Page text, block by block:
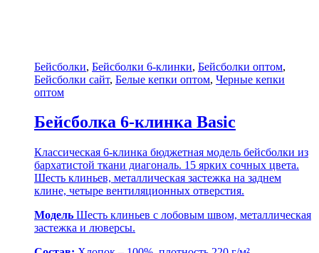
Бейсболки, Бейсболки 6-клинки, Бейсболки оптом,
Бейсболки сайт, Белые кепки оптом, Черные кепки
оптом
Бейсболка 6-клинка Basic
Классическая 6-клинка бюджетная модель бейсболки из
бархатистой ткани диагональ. 15 ярких сочных цвета.
Шесть клиньев, металлическая застежка на заднем
клине, четыре вентиляционных отверстия.
Модель Шесть клиньев с лобовым швом, металлическая
застежка и люверсы.